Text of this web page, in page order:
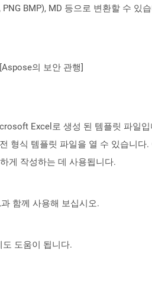
BMP), MD 등으로 변환할 수 있
의 보안 관행]
Excel로 생성 된 템플릿 파일입
형식 템플릿 파일을 열 수 있습니다.
게 작성하는 데 사용됩니다.
함께 사용해 보십시오.
도움이 됩니다.